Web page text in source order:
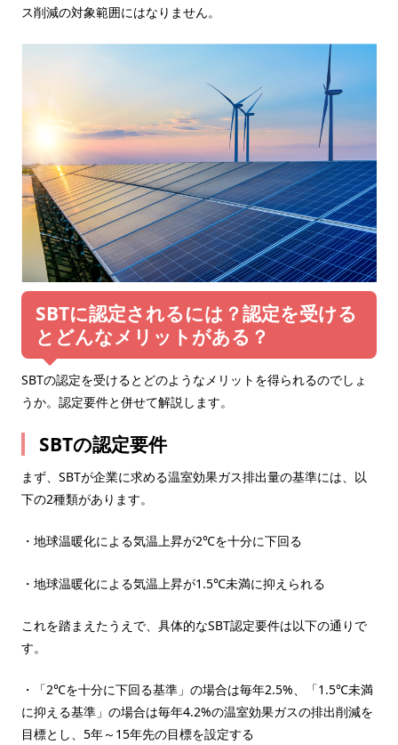
ス削減の対象範囲にはなりません。
SBTに認定されるには？認定を受ける
とどんなメリットがある？
SBTの認定を受けるとどのようなメリットを得られるのでしょ
うか。認定要件と併せて解説します。
SBTの認定要件
まず、SBTが企業に求める温室効果ガス排出量の基準には、以
下の2種類があります。
・地球温暖化による気温上昇が2℃を十分に下回る
・地球温暖化による気温上昇が1.5℃未満に抑えられる
これを踏まえたうえで、具体的なSBT認定要件は以下の通りで
す。
・「2℃を十分に下回る基準」の場合は毎年2.5%、「1.5℃未満
に抑える基準」の場合は毎年4.2%の温室効果ガスの排出削減を
目標とし、5年～15年先の⽬標を設定する